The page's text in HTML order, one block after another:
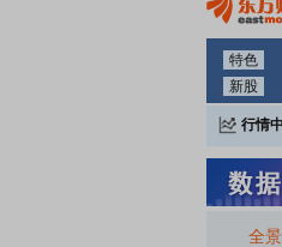
特色
新股
行情
全